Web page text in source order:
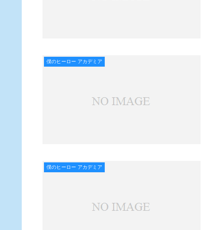
僕のヒーロー アカデミア
僕のヒーロー アカデミア